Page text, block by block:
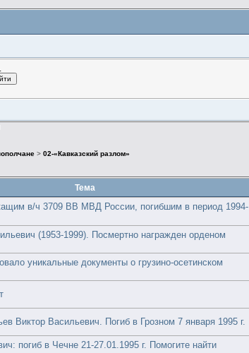
>02-«Кавказский разлом»
Тема
в/ч 3709 ВВ МВД России, погибшим в период 1994-
(1953-1999). Посмертно награжден орденом
уникальные документы о грузино-осетинском
Виктор Васильевич. Погиб в Грозном 7 января 1995 г.
погиб в Чечне 21-27.01.1995 г. Помогите найти